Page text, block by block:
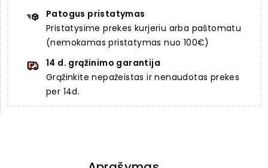
Patogus pristatymas
Pristatysime prekes kurjeriu arba paštomatu
(nemokamas pristatymas nuo 100€)
14 d. grąžinimo garantija
Grąžinkite nepažeistas ir nenaudotas prekes
per 14d.